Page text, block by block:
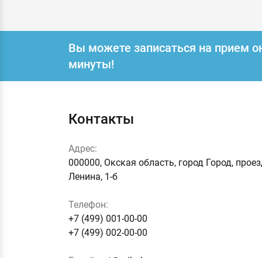
Вы можете записаться на прием
минуты!
Контакты
Адрес:
000000, Окская область, город Город,
Ленина, 1-б
Телефон:
+7 (499) 001-00-00
+7 (499) 002-00-00